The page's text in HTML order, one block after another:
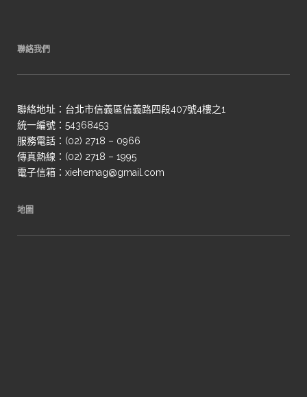
聯絡我們
聯絡地址：台北市信義區信義路四段407號4樓之1
統一編號：54368453
服務電話：(02) 2718 – 0966
傳真熱線：(02) 2718 – 1995
電子信箱：xiehemag@gmail.com
地圖